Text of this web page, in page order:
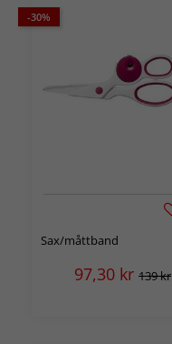
-30%
Sax/måttband
97,30 kr 139 kr